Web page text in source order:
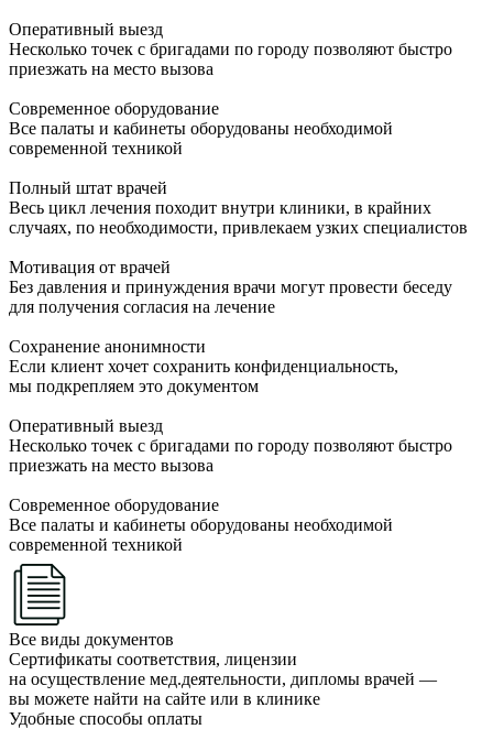
Оперативный выезд
Несколько точек с бригадами по городу позволяют быстро
приезжать на место вызова
Современное оборудование
Все палаты и кабинеты оборудованы необходимой
современной техникой
Полный штат врачей
Весь цикл лечения походит внутри клиники, в крайних
случаях, по необходимости, привлекаем узких специалистов
Мотивация от врачей
Без давления и принуждения врачи могут провести беседу
для получения согласия на лечение
Сохранение анонимности
Если клиент хочет сохранить конфиденциальность,
мы подкрепляем это документом
Оперативный выезд
Несколько точек с бригадами по городу позволяют быстро
приезжать на место вызова
Современное оборудование
Все палаты и кабинеты оборудованы необходимой
современной техникой
Все виды документов
Сертификаты соответствия, лицензии
на осуществление мед.деятельности, дипломы врачей —
вы можете найти на сайте или в клинике
Удобные способы оплаты